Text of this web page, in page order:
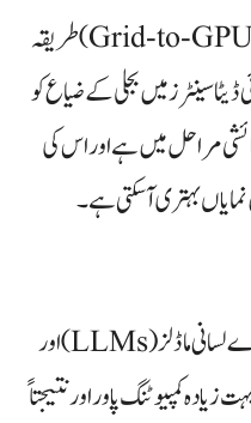
C2i ایک جدید "گرڈ ٹو جی پی یو” (Grid-to-GPU) طریقہ
سینٹرز میں بجلی کے ضیاع کو
مراحل میں ہے اور اس کی
نمایاں بہتری آ سکتی ہے۔
اے آئی کی ایپلی کیشنز، خاص طور پر بڑے لسانی ماڈلز (LLMs) اور
کمپیوٹنگ پاور اور نتیجتاً